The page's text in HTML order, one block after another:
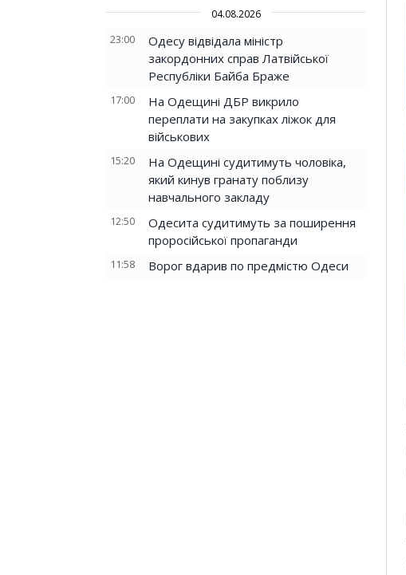
04.08.2026
23:00
Одесу відвідала міністр
закордонних справ Латвійської
Республіки Байба Браже
17:00
На Одещині ДБР викрило
переплати на закупках ліжок для
військових
15:20
На Одещині судитимуть чоловіка,
який кинув гранату поблизу
навчального закладу
12:50
Одесита судитимуть за поширення
проросійської пропаганди
11:58 Ворог вдарив по предмістю Одеси